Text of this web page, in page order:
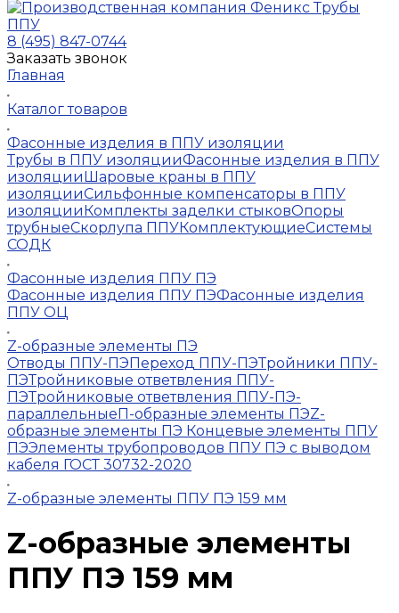
8 (495) 847-0744
Заказать звонок
Главная
Каталог товаров
Фасонные изделия в ППУ изоляции
Трубы в ППУ изоляцииФасонные изделия в ППУ
изоляцииШаровые краны в ППУ
изоляцииСильфонные компенсаторы в ППУ
изоляцииКомплекты заделки стыковОпоры
трубныеСкорлупа ППУКомплектующиеСистемы
СОДК
Фасонные изделия ППУ ПЭ
Фасонные изделия ППУ ПЭФасонные изделия
ППУ ОЦ
Z-образные элементы ПЭ
Отводы ППУ-ПЭПереход ППУ-ПЭТройники ППУ-
ПЭТройниковые ответвления ППУ-
ПЭТройниковые ответвления ППУ-ПЭ-
параллельныеП-образные элементы ПЭZ-
образные элементы ПЭ Концевые элементы ППУ
ПЭЭлементы трубопроводов ППУ ПЭ с выводом
кабеля ГОСТ 30732-2020
Z-образные элементы ППУ ПЭ 159 мм
Z-образные элементы
ППУ ПЭ 159 мм